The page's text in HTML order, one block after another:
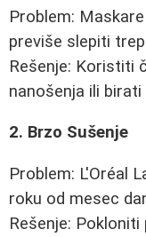
Problem:
previše slepiti
Rešenje: Koristiti
nanošenja ili
2. Brzo Sušenje
Problem: L'Oréal
roku od mesec
Rešenje: